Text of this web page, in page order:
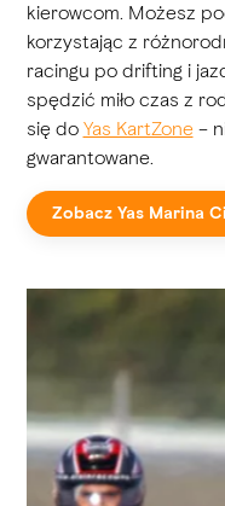
kierowcom. Możesz
korzystając z
racingu po drifting i
spędzić miło czas z
się do Yas KartZone–
gwarantowane.
Zobacz Yas Marina